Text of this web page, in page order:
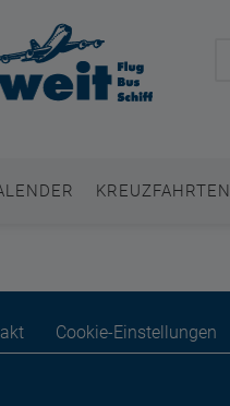
KREUZFAHRTEN
Cookie-Einstellungen